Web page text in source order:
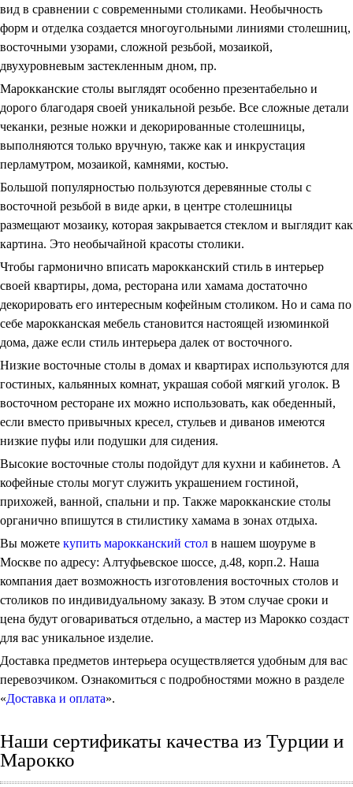
вид в сравнении с современными столиками. Необычность
форм и отделка создается многоугольными линиями столешниц,
восточными узорами, сложной резьбой, мозаикой,
двухуровневым застекленным дном, пр.
Марокканские столы выглядят особенно презентабельно и
дорого благодаря своей уникальной резьбе. Все сложные детали
чеканки, резные ножки и декорированные столешницы,
выполняются только вручную, также как и инкрустация
перламутром, мозаикой, камнями, костью.
Большой популярностью пользуются деревянные столы с
восточной резьбой в виде арки, в центре столешницы
размещают мозаику, которая закрывается стеклом и выглядит как
картина. Это необычайной красоты столики.
Чтобы гармонично вписать марокканский стиль в интерьер
своей квартиры, дома, ресторана или хамама достаточно
декорировать его интересным кофейным столиком. Но и сама по
себе марокканская мебель становится настоящей изюминкой
дома, даже если стиль интерьера далек от восточного.
Низкие восточные столы в домах и квартирах используются для
гостиных, кальянных комнат, украшая собой мягкий уголок. В
восточном ресторане их можно использовать, как обеденный,
если вместо привычных кресел, стульев и диванов имеются
низкие пуфы или подушки для сидения.
Высокие восточные столы подойдут для кухни и кабинетов. А
кофейные столы могут служить украшением гостиной,
прихожей, ванной, спальни и пр. Также марокканские столы
органично впишутся в стилистику хамама в зонах отдыха.
Вы можете купить марокканский стол в нашем шоуруме в
Москве по адресу: Алтуфьевское шоссе, д.48, корп.2. Наша
компания дает возможность изготовления восточных столов и
столиков по индивидуальному заказу. В этом случае сроки и
цена будут оговариваться отдельно, а мастер из Марокко создаст
для вас уникальное изделие.
Доставка предметов интерьера осуществляется удобным для вас
перевозчиком. Ознакомиться с подробностями можно в разделе
«Доставка и оплата».
Наши сертификаты качества из Турции и
Марокко